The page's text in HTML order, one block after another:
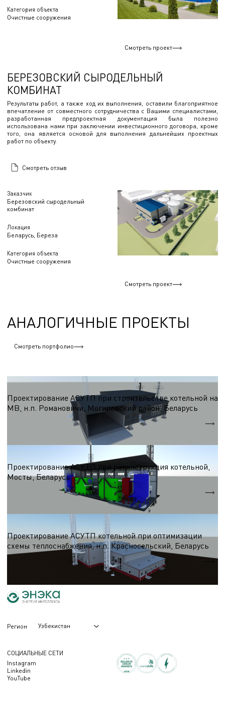
Категория объекта
Очистные сооружения
Смотреть проект
Заказчик
Березовский сыродельный
комбинат
Локация
Беларусь, Береза
Категория объекта
Очистные сооружения
БЕРЕЗОВСКИЙ СЫРОДЕЛЬНЫЙ
КОМБИНАТ
Результаты работ, а также ход их выполнения, оставили благоприятное
впечатление от совместного сотрудничества с Вашими специалистами,
разработанная предпроектная документация была полезно
использована нами при заключении инвестиционного договора, кроме
того, она является основой для выполнения дальнейших проектных
работ по объекту.
Смотреть отзыв
Смотреть проект
АНАЛОГИЧНЫЕ ПРОЕКТЫ
Смотреть портфолио
АСУТП
Проектирование АСУТП при строительстве котельной на
МВ, н.п. Романовичи, Могилевский район, Беларусь
Проектирование АСУТП при реконструкция котельной,
Мосты, Беларусь
Проектирование АСУТП котельной при оптимизации
схемы теплоснабжения, н.п. Красносельский, Беларусь
Регион Узбекистан
СОЦИАЛЬНЫЕ СЕТИ
Instagram
Linkedin
YouTube